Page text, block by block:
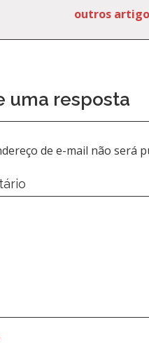
outros
uma resposta
de e-mail não será